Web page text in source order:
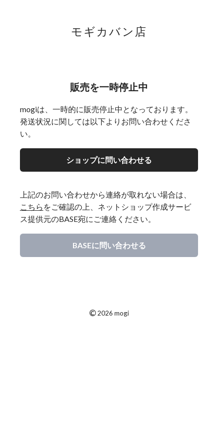
モギカバン店
販売を一時停止中
mogiは、一時的に販売停止中となっております。
発送状況に関しては以下よりお問い合わせくださ
い。
ショップに問い合わせる
上記のお問い合わせから連絡が取れない場合は、
こちら をご確認の上、ネットショップ作成サービ
ス提供元のBASE宛にご連絡ください。
BASEに問い合わせる
© 2026 mogi